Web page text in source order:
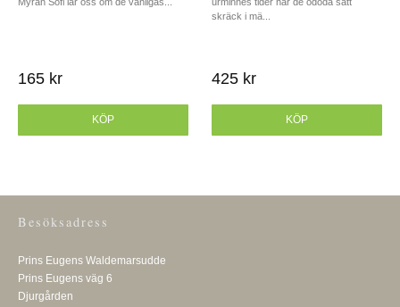
165 kr
KÖP
skräck i mä...
425 kr
KÖP
Besöksadress
Prins Eugens Waldemarsudde
Prins Eugens väg 6
Djurgården